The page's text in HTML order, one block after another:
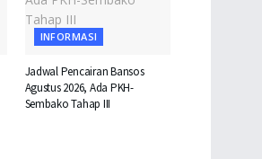
INFORMASI
Jadwal Pencairan Bansos
Agustus 2026, Ada PKH-
Sembako Tahap III